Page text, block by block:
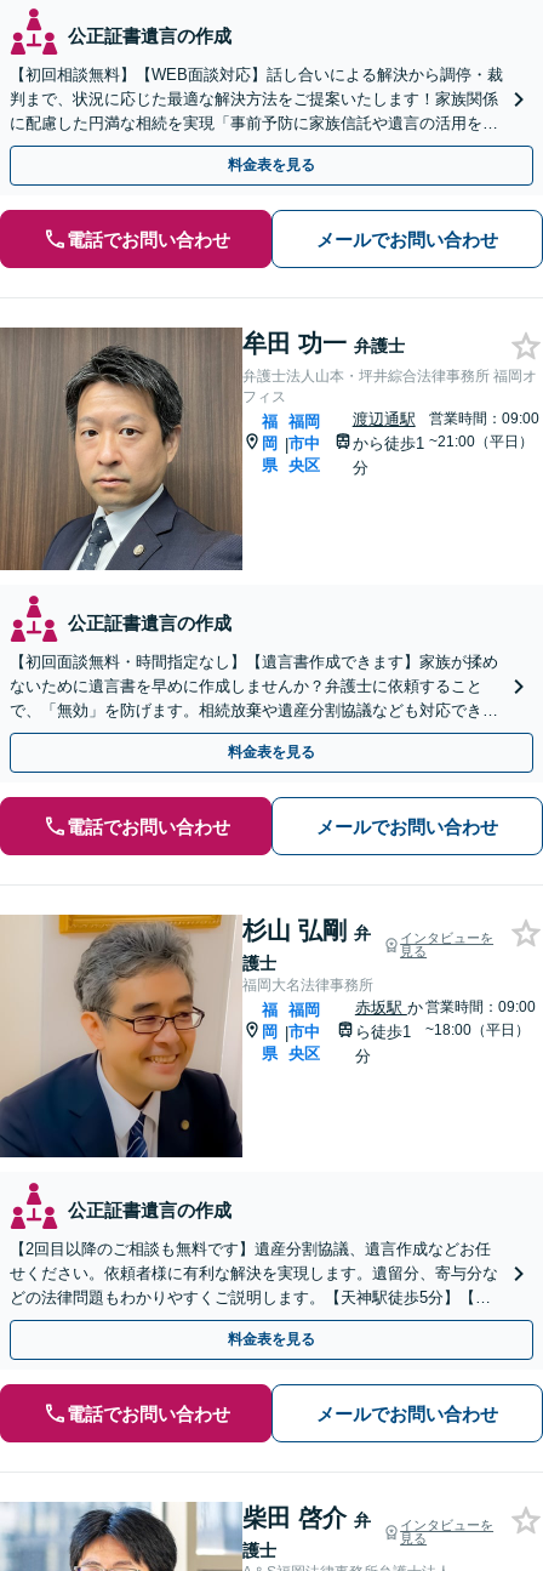
公正証書遺言の作成
【初回相談無料】【WEB面談対応】話し合いによる解決から調停・裁
判まで、状況に応じた最適な解決方法をご提案いたします！家族関係
に配慮した円満な相続を実現「事前予防に家族信託や遺言の活用を」
「相続税に関するご相談にも対応」【休日・夜間相談可】
料金表を見る
電話でお問い合わせ メールでお問い合わせ
牟田 功一 弁護士
弁護士法人山本・坪井綜合法律事務所 福岡オ
フィス
福
岡
県
|
福岡
市中
央区
渡辺通駅
から徒歩1
分
営業時間：09:00
~21:00（平日）
公正証書遺言の作成
【初回面談無料・時間指定なし】【遺言書作成できます】家族が揉め
ないために遺言書を早めに作成しませんか？弁護士に依頼すること
で、「無効」を防げます。相続放棄や遺産分割協議なども対応できま
す。【訪問相談可】【土日祝・夜間早朝も対応】
料金表を見る
電話でお問い合わせ メールでお問い合わせ
杉山 弘剛 弁
護士
インタビューを
見る
福岡大名法律事務所
福
岡
県
|
福岡
市中
央区
赤坂駅 か
ら徒歩1
分
営業時間：09:00
~18:00（平日）
公正証書遺言の作成
【2回目以降のご相談も無料です】遺産分割協議、遺言作成などお任
せください。依頼者様に有利な解決を実現します。遺留分、寄与分な
どの法律問題もわかりやすくご説明します。【天神駅徒歩5分】【中
央区役所目の前】
料金表を見る
電話でお問い合わせ メールでお問い合わせ
柴田 啓介 弁
護士
インタビューを
見る